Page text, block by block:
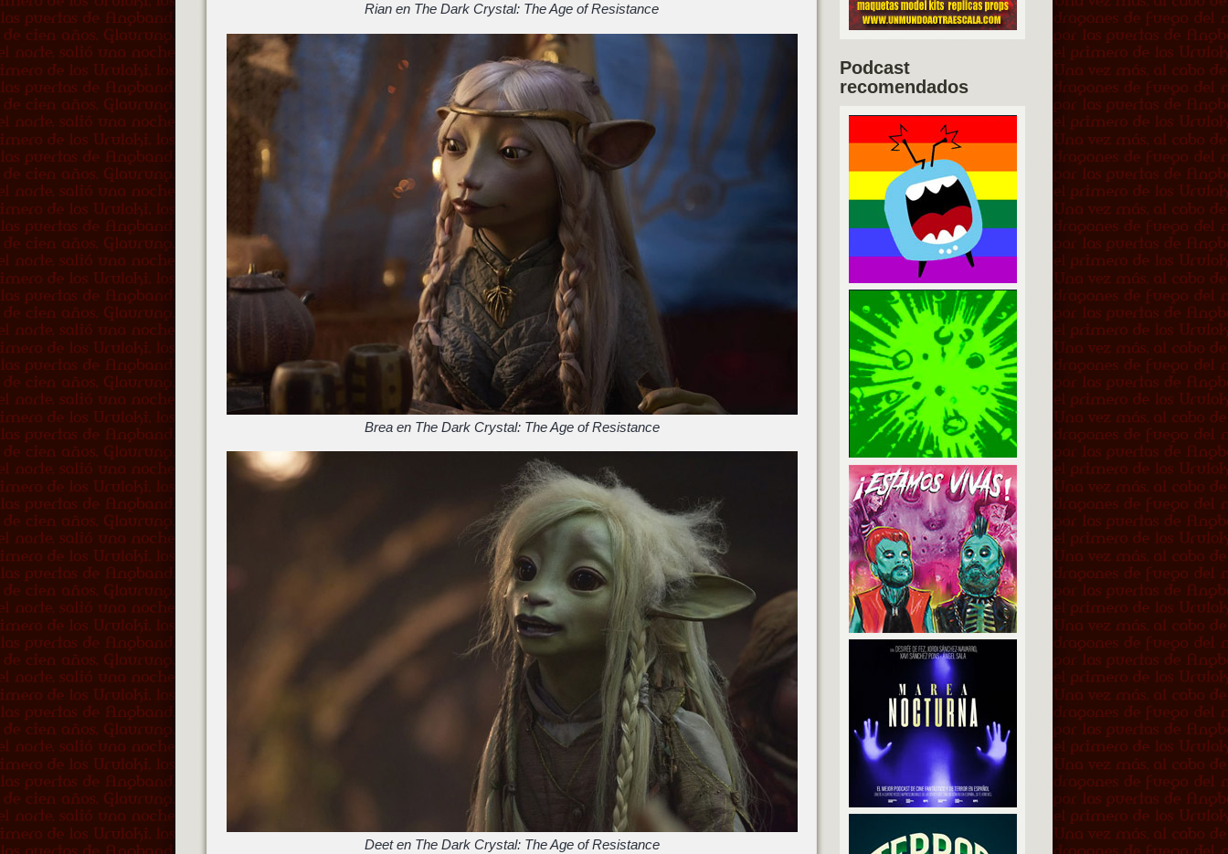
Rian en The Dark Crystal: The Age of Resistance
Brea en The Dark Crystal: The Age of Resistance
Deet en The Dark Crystal: The Age of Resistance
Podcast
recomendados